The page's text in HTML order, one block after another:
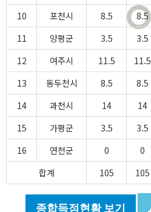
10
포천시 8.5 8.5
11
양평군 3.5 3.5
12
여주시 11.5 11.5
13
동두천시 8.5 8.5
14
과천시 14 14
15
가평군 3.5 3.5
16
연천군 0 0
합계
105 105
종합득점현황 보기